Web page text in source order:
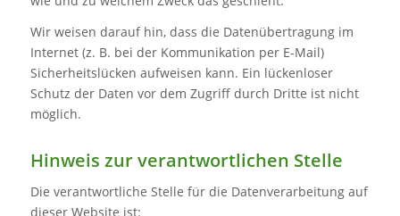
Wir weisen darauf hin, dass die Datenübertragung im
Internet (z. B. bei der Kommunikation per E-Mail)
Sicherheitslücken aufweisen kann. Ein lückenloser
Schutz der Daten vor dem Zugriff durch Dritte ist nicht
möglich.
Hinweis zur verantwortlichen Stelle
Die verantwortliche Stelle für die Datenverarbeitung auf
dieser Website ist: